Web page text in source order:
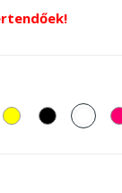
SárgaFeketefehér